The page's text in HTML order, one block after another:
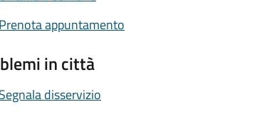
appuntamento
in città
disservizio